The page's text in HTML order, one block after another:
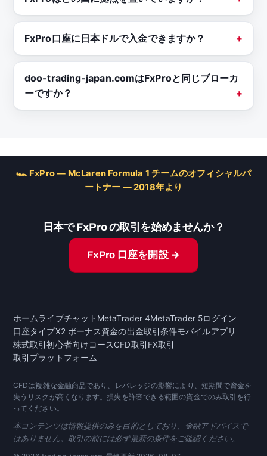
FxPro口座に日本ドルで入金できますか？
doo-trading-japan.comはFxProと同じブローカ
ーですか？
🏎 FxPro — McLaren Formula 1 チームのオフィシャルパ
ートナー — 2018年より
日本で FxPro の取引を始めませんか？
FxPro 口座を開設 →
ホームライブチャット MetaTrader 4MetaTrader 5ログイン
口座タイプX2 ボーナス資金の出金取引条件モバイルアプリ
株式取引初心者向けコースCFD取引 FX取引
取引プラットフォーム
CFDは複雑な金融商品であり、レバレッジの影響により、短期間で資金を
失うリスクが高くなります。損失を許容できる範囲の資金でのみ取引を行
ってください。
本コンテンツは情報提供のみを目的としており、金融アドバイスで
はありません。取引の前には必ず最新の条件をご確認ください。